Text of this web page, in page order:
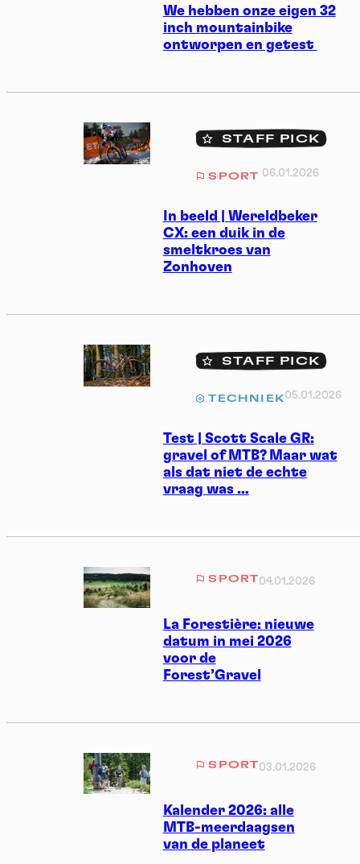
We hebben onze eigen 32
inch mountainbike
ontworpen en getest
In beeld | Wereldbeker
CX: een duik in de
smeltkroes van
Zonhoven
STAFF PICK
SPORT 06.01.2026
Test | Scott Scale GR:
gravel of MTB? Maar wat
als dat niet de echte
vraag was …
STAFF PICK
TECHNIEK05.01.2026
La Forestière: nieuwe
datum in mei 2026
voor de
Forest’Gravel
SPORT04.01.2026
Kalender 2026: alle
MTB-meerdaagsen
van de planeet
SPORT03.01.2026
Cookies management
panel
By allowing these third party services, you accept their